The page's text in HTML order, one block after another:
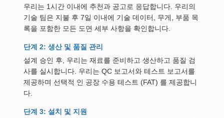
우리는 1시간 이내에 추천과 공고로 응답합니다. 우리의
기술 팀은 지불 후 7일 이내에 기술 데이터, 무게, 부품 목
록을 포함한 모든 도면 세부 사항을 확인합니다.
단계 2: 생산 및 품질 관리
설계 승인 후, 우리는 재료를 준비하고 생산하고 품질 검
사를 실시합니다. 우리는 QC 보고서와 테스트 보고서를
제공하며 선택적 인 공장 수용 테스트 (FAT) 를 제공합니
다.
단계 3: 설치 및 지원